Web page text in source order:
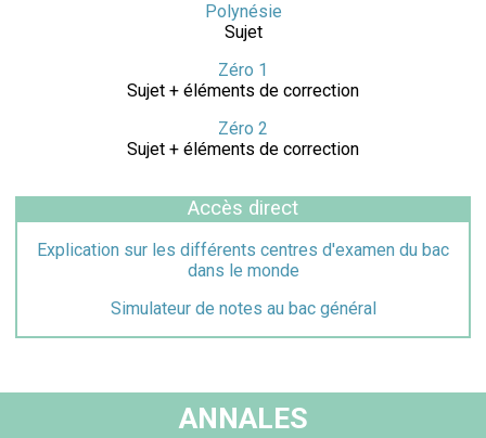
Polynésie
Sujet
Zéro 1
Sujet + éléments de correction
Zéro 2
Sujet + éléments de correction
Accès direct
Explication sur les différents centres d'examen du bac
dans le monde
Simulateur de notes au bac général
ANNALES